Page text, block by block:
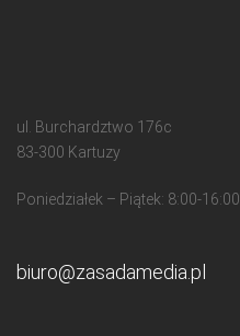
ul. Burchardztwo 176c
83-300 Kartuzy
Poniedziałek – Piątek: 8:00-16:00
biuro@zasadamedia.pl